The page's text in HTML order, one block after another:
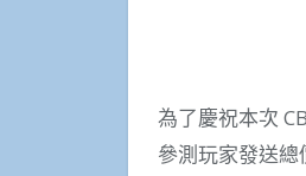
為了慶祝本次
參測玩家發送